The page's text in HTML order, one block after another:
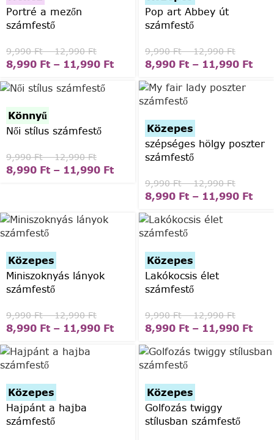
Portré a mezőn
számfestő
9,990Ft – 12,990Ft
8,990 Ft – 11,990 Ft
Pop art Abbey út
számfestő
9,990Ft – 12,990Ft
8,990 Ft – 11,990 Ft
Könnyű
Női stílus számfestő
9,990Ft – 12,990Ft
8,990 Ft – 11,990 Ft
Közepes
szépséges hölgy poszter
számfestő
9,990Ft – 12,990Ft
8,990 Ft – 11,990 Ft
Közepes
Miniszoknyás lányok
számfestő
9,990Ft – 12,990Ft
8,990 Ft – 11,990 Ft
Közepes
Lakókocsis élet
számfestő
9,990Ft – 12,990Ft
8,990 Ft – 11,990 Ft
Közepes
Hajpánt a hajba
számfestő
Közepes
Golfozás twiggy
stílusban számfestő